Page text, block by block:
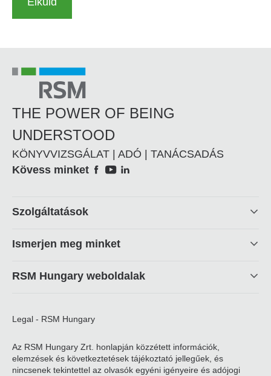
THE POWER OF BEING
UNDERSTOOD
KÖNYVVIZSGÁLAT | ADÓ | TANÁCSADÁS
Social
Kövess minket
Footer
Szolgáltatások
Ismerjen meg minket
RSM Hungary weboldalak
Legal - RSM Hungary
Az RSM Hungary Zrt. honlapján közzétett információk,
elemzések és következtetések tájékoztató jellegűek, és
nincsenek tekintettel az olvasók egyéni igényeire és adójogi